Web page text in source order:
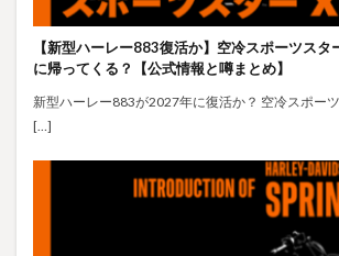
【新型ハーレー883復活か】空冷スポーツス
に帰ってくる？【公式情報と噂まとめ】
新型ハーレー883が2027年に復活か？ 空冷スポー
[…]